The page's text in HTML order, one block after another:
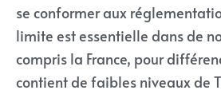
se conformer aux
limite est essentielle dans de
compris la France, pour
contient de faibles niveaux de